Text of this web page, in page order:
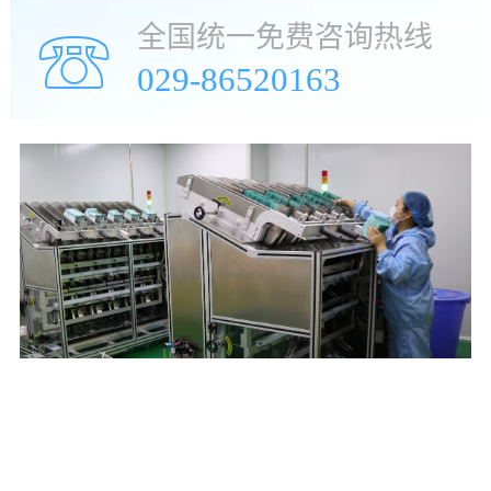
☏ 全国统一免费咨询热线
029-86520163